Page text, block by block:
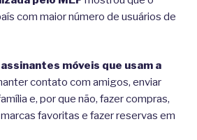
com maior número de usuários de
móveis que usam a
contato com amigos, enviar
e, por que não, fazer compras,
favoritas e fazer reservas em